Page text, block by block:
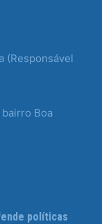
(Responsável
Boa
políticas